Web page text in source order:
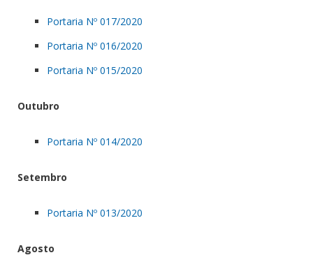
Portaria Nº 017/2020
Portaria Nº 016/2020
Portaria Nº 015/2020
Outubro
Portaria Nº 014/2020
Setembro
Portaria Nº 013/2020
Agosto